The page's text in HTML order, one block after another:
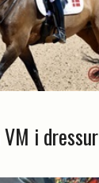
i dressur